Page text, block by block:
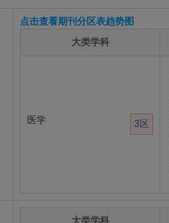
点击查看期刊分区表趋势图
大类学科
医学 3区
大类学科